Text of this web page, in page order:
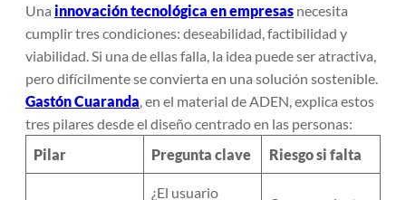
Una innovación tecnológica en empresas necesita
cumplir tres condiciones: deseabilidad, factibilidad y
viabilidad. Si una de ellas falla, la idea puede ser atractiva,
pero difícilmente se convierta en una solución sostenible.
Gastón Cuaranda, en el material de ADEN, explica estos
tres pilares desde el diseño centrado en las personas:
Pilar
Pregunta clave Riesgo si falta
¿El usuario